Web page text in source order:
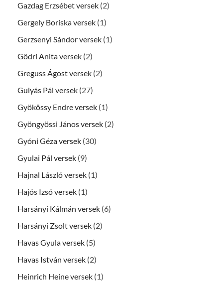
Gazdag Erzsébet versek (2)
Gergely Boriska versek (1)
Gerzsenyi Sándor versek (1)
Gödri Anita versek (2)
Greguss Ágost versek (2)
Gulyás Pál versek (27)
Gyökössy Endre versek (1)
Gyöngyössi János versek (2)
Gyóni Géza versek (30)
Gyulai Pál versek (9)
Hajnal László versek (1)
Hajós Izsó versek (1)
Harsányi Kálmán versek (6)
Harsányi Zsolt versek (2)
Havas Gyula versek (5)
Havas István versek (2)
Heinrich Heine versek (1)